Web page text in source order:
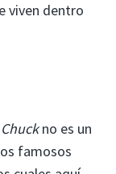
viven dentro
no es un
famosos